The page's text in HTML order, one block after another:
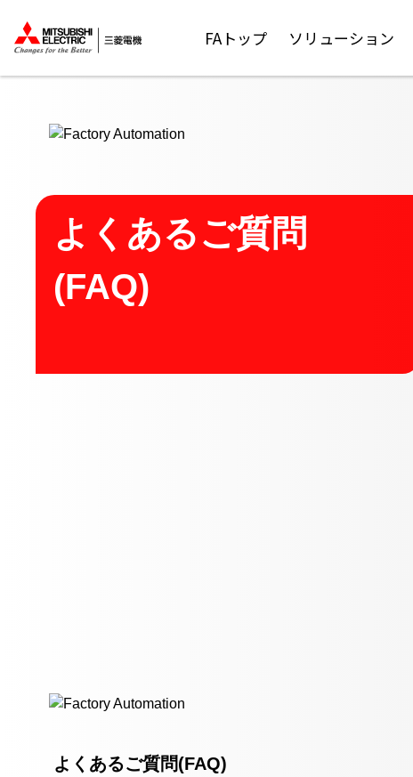
FAトップ ソリューション
よくあるご質問
(FAQ)
よくあるご質問(FAQ)